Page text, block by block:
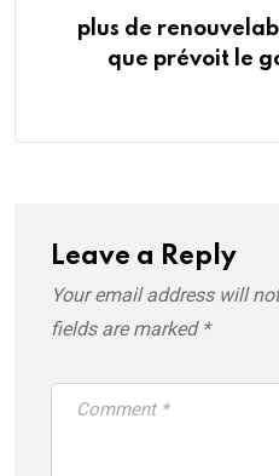
plus de
que prévoit le
Leave a Reply
Your email address will
fields are marked *